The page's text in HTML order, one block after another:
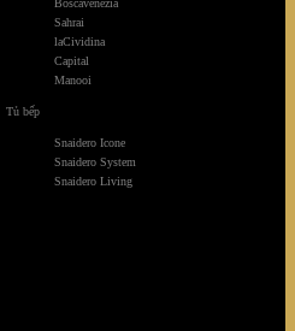
Boscavenezia
Sahrai
laCividina
Capital
Manooi
Tủ bếp
Snaidero Icone
Snaidero System
Snaidero Living